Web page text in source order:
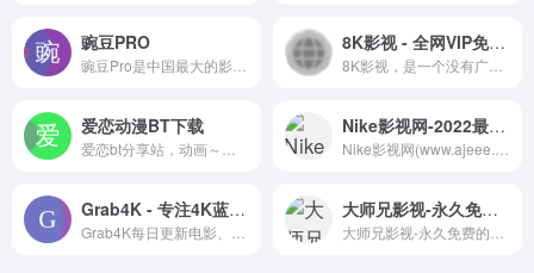
豌豆PRO 8K影视 - 全网VIP免费看
爱恋动漫BT下载 Nike影视网-2022最新电影-香港台湾经典电影影视大全
Grab4K - 专注4K蓝光原盘电影资源 大师兄影视-永久免费的福利超清影视站